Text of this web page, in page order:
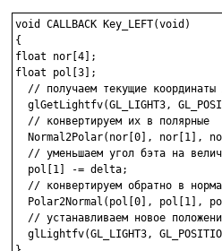
void CALLBACK Key_LEFT(void)
{
float nor[4];
float pol[3];
// получаем текущие координаты
glGetLightfv(GL_LIGHT3,
  // конвертируем их в полярные
Normal2Polar(nor[0], nor[1],
// уменьшаем угол бэта на
  pol[1] -= delta;
// конвертируем обратно в
Polar2Normal(pol[0], pol[1],
// устанавливаем новое
glLightfv(GL_LIGHT3,